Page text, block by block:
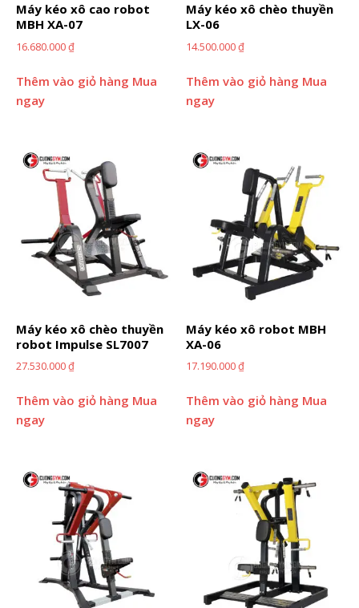
Máy kéo xô cao robot
MBH XA-07
16.680.000₫
Thêm vào giỏ hàng Mua
ngay
Máy kéo xô chèo thuyền
LX-06
14.500.000₫
Thêm vào giỏ hàng Mua
ngay
Máy kéo xô chèo thuyền
robot Impulse SL7007
27.530.000₫
Thêm vào giỏ hàng Mua
ngay
Máy kéo xô robot MBH
XA-06
17.190.000₫
Thêm vào giỏ hàng Mua
ngay